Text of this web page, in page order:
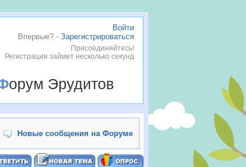
Войти
Впервые? - Зарегистрироваться
Присоединяйтесь!
Регистрация займет несколько секунд
Форум Эрудитов
Новые сообщения на Форуме